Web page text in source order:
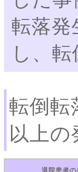
転落
し、
転倒転
以上の
退院患者の